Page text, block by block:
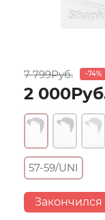
7 799Руб. -74%
2
57-59/UNI
Закончился